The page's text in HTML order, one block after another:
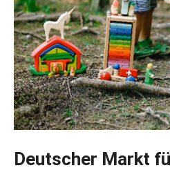
Deutscher Markt